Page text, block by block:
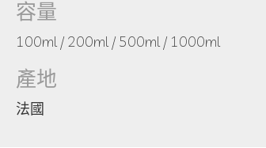
容量
100ml / 200ml / 500ml / 1000ml
產地
法國